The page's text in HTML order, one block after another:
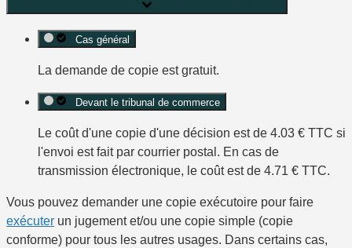
Cas général
La demande de copie estgratuit.
Devant le tribunal de commerce
Le coût d'une copie d'une décision est de 4.03 € TTC si
l'envoi est fait par courrier postal. En cas de
transmission électronique, le coût est de 4.71 € TTC.
Vous pouvez demander une copie exécutoire pour faire
exécuter un jugement et/ou une copie simple (copie
conforme) pour tous les autres usages. Dans certains cas,